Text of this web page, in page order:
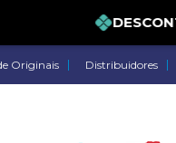
Originais Distribuidores